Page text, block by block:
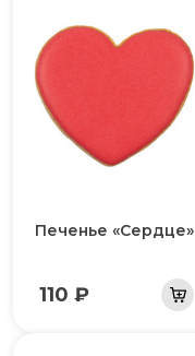
Печенье «Сердце»
110 ₽